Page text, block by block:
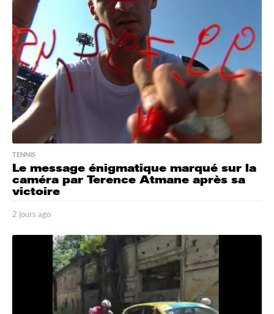
TENNIS
Le message énigmatique marqué sur la
caméra par Terence Atmane après sa
victoire
2 jours ago
o
u
r
s
a
o